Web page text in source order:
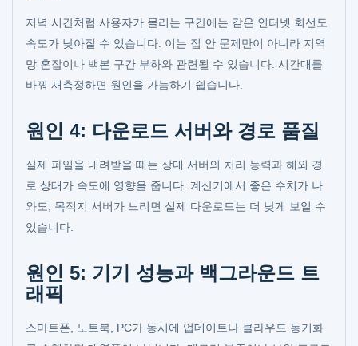
저녁 시간처럼 사용자가 몰리는 구간에는 같은 인터넷 회선도
속도가 낮아질 수 있습니다. 이는 집 안 문제만이 아니라 지역
망 혼잡이나 백본 구간 부하와 관련될 수 있습니다. 시간대를
바꿔 재측정하면 원인을 가늠하기 쉽습니다.
원인 4: 다운로드 서버와 경로 품질
실제 파일을 내려받을 때는 상대 서버의 처리 능력과 해외 경
로 상태가 속도에 영향을 줍니다. 계산기에서 좋은 수치가 나
와도, 목적지 서버가 느리면 실제 다운로드는 더 낮게 보일 수
있습니다.
원인 5: 기기 성능과 백그라운드 트
래픽
스마트폰, 노트북, PC가 동시에 업데이트나 클라우드 동기화